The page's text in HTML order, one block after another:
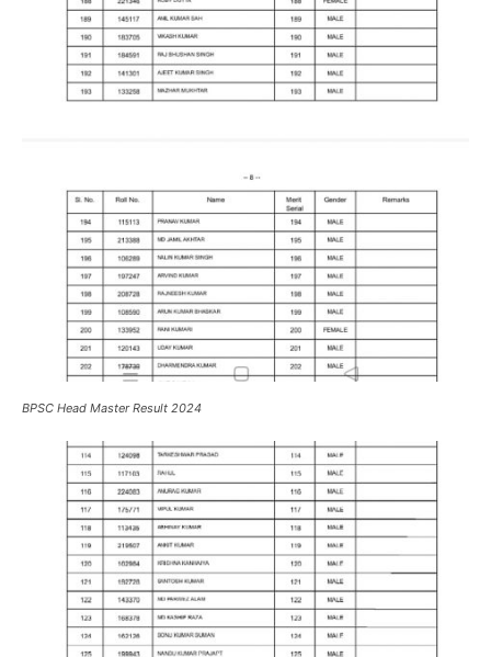
BPSC Head Master Result 2024